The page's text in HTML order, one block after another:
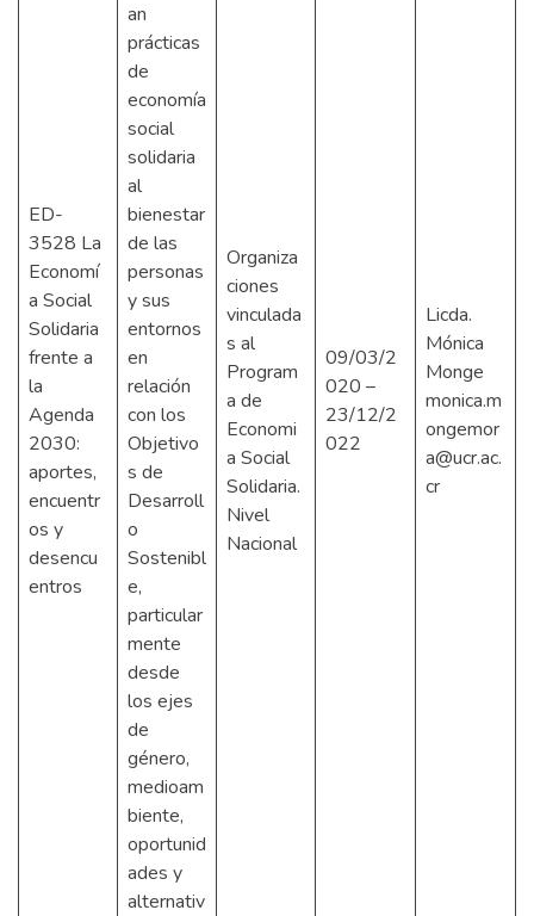
ED-
3528 La
Economí
a Social
Solidaria
frente a
la
Agenda
2030:
aportes,
encuentr
os y
desencu
entros
an
prácticas
de
economía
social
solidaria
al
bienestar
de las
personas
y sus
entornos
en
relación
con los
Objetivo
s de
Desarroll
o
Sostenibl
e,
particular
mente
desde
los ejes
de
género,
medioam
biente,
oportunid
ades y
alternativ
Organiza
ciones
vinculada
s al
Program
a de
Economi
a Social
Solidaria.
Nivel
Nacional
09/03/2
020 –
23/12/2
022
Licda.
Mónica
Monge
monica.m
ongemor
a@ucr.ac.
cr